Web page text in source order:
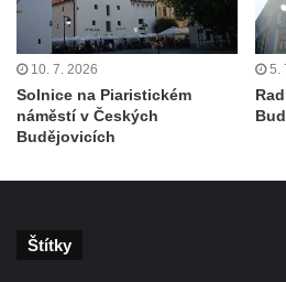
Venkovské usedlosti Nový Drahov
Fuchsova vila v Kraslicích
Katova ulička v Kadani
Kittelův dům v Krásné u Pěnčína
Fara u kostela svatého Josefa v
10. 7. 2026
Solnice na Piaristickém
náměstí v Českých
Budějovicích
5.
Štítky